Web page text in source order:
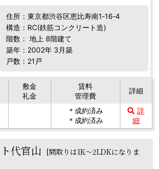
住所：東京都渋谷区恵比寿南1‐16‐4
構造：RC(鉄筋コンクリート造)
階数： 地上 8階建て
築年：2002年 3月築
戸数：21戸
敷金
礼金
賃料
管理費
詳細
＊成約済み
＊成約済み
詳
細
代官山 [間取りは1K～2LDKになりま